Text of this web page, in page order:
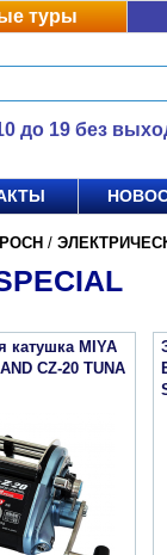
туры
до 19 без
/
катушка MIYA
CZ-20 TUNA